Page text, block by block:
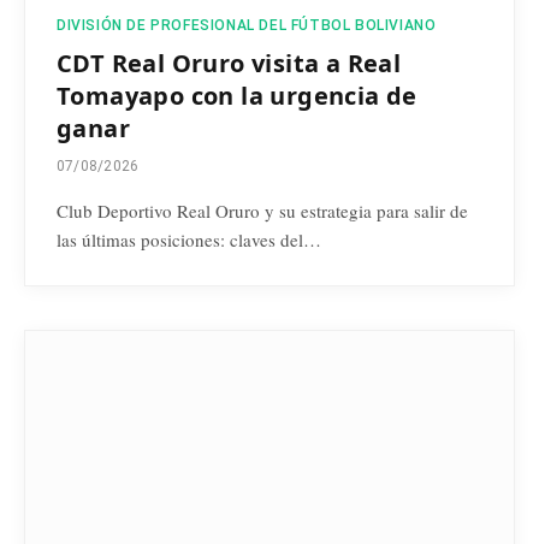
DIVISIÓN DE PROFESIONAL DEL FÚTBOL BOLIVIANO
CDT Real Oruro visita a Real
Tomayapo con la urgencia de
ganar
07/08/2026
Club Deportivo Real Oruro y su estrategia para salir de
las últimas posiciones: claves del…